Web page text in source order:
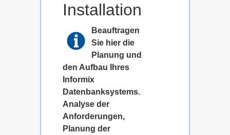
Installation
Beauftragen
Sie hier die
Planung und
den Aufbau Ihres
Informix
Datenbanksystems.
Analyse der
Anforderungen,
Planung der